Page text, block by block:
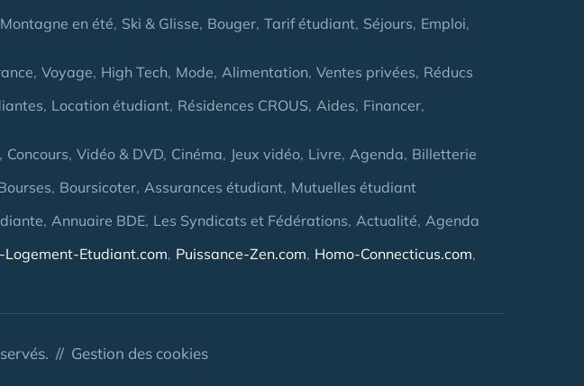
Montagne en été Ski & Glisse Bouger Tarif étudiant Séjours Emploi
Voyage High Tech Mode Alimentation Ventes privées Réducs
Location étudiant Résidences CROUS Aides Financer
Concours Vidéo & DVD Cinéma Jeux vidéo Livre Agenda Billetterie
Boursicoter Assurances étudiant Mutuelles étudiant
Annuaire BDE Les Syndicats et Fédérations Actualité Agenda
Logement-Etudiant.com Puissance-Zen.com Homo-Connecticus.com
// Gestion des cookies